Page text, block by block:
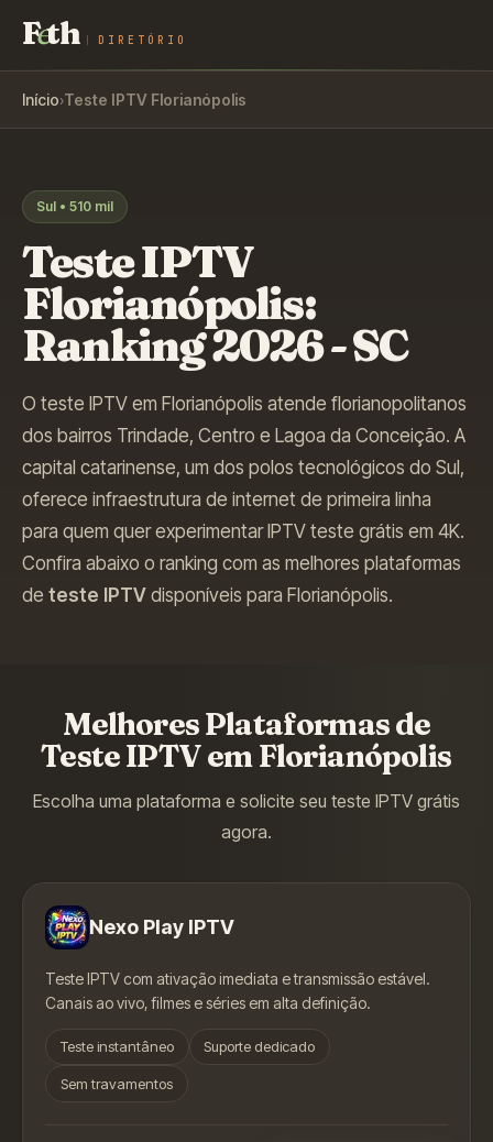
Feth DIRETÓRIO
Início›Teste IPTV Florianópolis
Sul • 510 mil
Teste IPTV
Florianópolis:
Ranking 2026 -SC
O teste IPTV em Florianópolis atende florianopolitanos
dos bairros Trindade, Centro e Lagoa da Conceição. A
capital catarinense, um dos polos tecnológicos do Sul,
oferece infraestrutura de internet de primeira linha
para quem quer experimentar IPTV teste grátis em 4K.
Confira abaixo o ranking com as melhores plataformas
de teste IPTV disponíveis para Florianópolis.
Melhores Plataformas de
Teste IPTV em Florianópolis
Escolha uma plataforma e solicite seu teste IPTV grátis
agora.
Nexo Play IPTV
Teste IPTV com ativação imediata e transmissão estável.
Canais ao vivo, filmes e séries em alta definição.
Teste instantâneo Suporte dedicado
Sem travamentos